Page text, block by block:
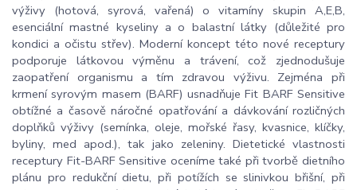
výživy (hotová, syrová, vařená) o vitamíny skupin A,E,B,
esenciální mastné kyseliny a o balastní látky (důležité pro
kondici a očistu střev). Moderní koncept této nové receptury
podporuje látkovou výměnu a trávení, což zjednodušuje
zaopatření organismu a tím zdravou výživu. Zejména při
krmení syrovým masem (BARF) usnadňuje Fit BARF Sensitive
obtížné a časově náročné opatřování a dávkování rozličných
doplňků výživy (semínka, oleje, mořské řasy, kvasnice, klíčky,
byliny, med apod.), tak jako zeleniny. Dietetické vlastnosti
receptury Fit-BARF Sensitive oceníme také při tvorbě dietního
plánu pro redukční dietu, při potížích se slinivkou břišní, při